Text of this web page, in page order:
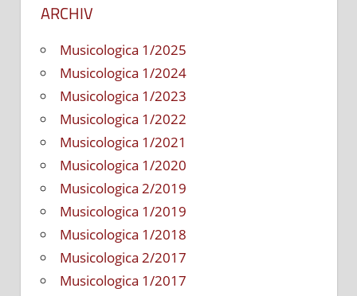
ARCHIV
Musicologica 1/2025
Musicologica 1/2024
Musicologica 1/2023
Musicologica 1/2022
Musicologica 1/2021
Musicologica 1/2020
Musicologica 2/2019
Musicologica 1/2019
Musicologica 1/2018
Musicologica 2/2017
Musicologica 1/2017